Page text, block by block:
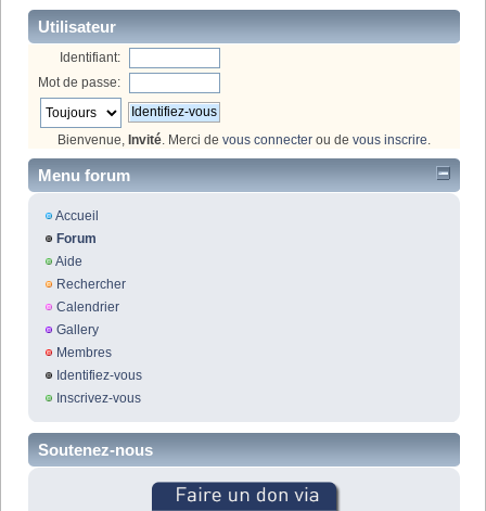
Utilisateur
Identifiant:
Mot de passe:
Bienvenue, Invité. Merci de vous connecter ou de vous inscrire.
Menu forum
Accueil
Forum
Aide
Rechercher
Calendrier
Gallery
Membres
Identifiez-vous
Inscrivez-vous
Soutenez-nous